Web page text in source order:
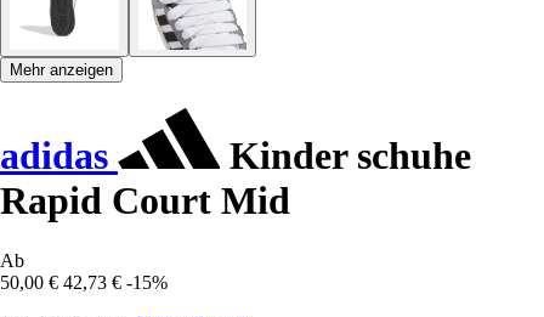
Mehr anzeigen
adidas
Kinder schuhe
Rapid Court Mid
Ab
50,00 € 42,73 € -15%